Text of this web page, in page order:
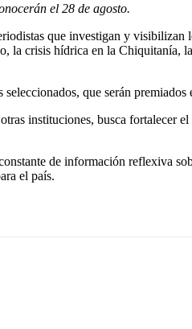
el 28 de agosto.
que investigan y visibilizan
la crisis hídrica en la Chiquitanía,
que serán
instituciones, busca fortalecer
de información reflexiva
el país.